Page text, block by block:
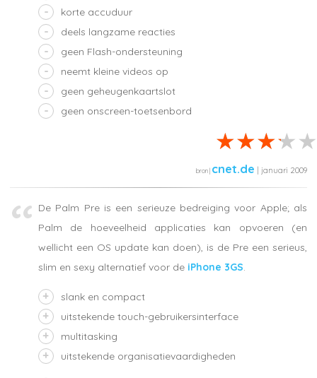
korte accuduur
deels langzame reacties
geen Flash-ondersteuning
neemt kleine videos op
geen geheugenkaartslot
geen onscreen-toetsenbord
cnet.de | januari 2009
De Palm Pre is een serieuze bedreiging voor Apple; als
Palm de hoeveelheid applicaties kan opvoeren (en
wellicht een OS update kan doen), is de Pre een serieus,
slim en sexy alternatief voor de iPhone 3GS.
slank en compact
uitstekende touch-gebruikersinterface
multitasking
uitstekende organisatievaardigheden